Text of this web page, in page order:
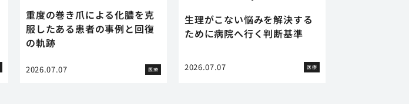
重度の巻き爪による化膿を克
服したある患者の事例と回復
の軌跡
2026.07.07 医療
生理がこない悩みを解決する
ために病院へ行く判断基準
2026.07.07 医療